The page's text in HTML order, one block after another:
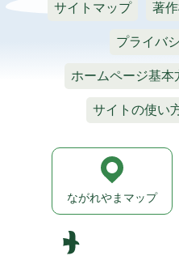
サイトマップ 著
プライバ
ホームページ基本
サイトの使い
ながれやまマップ